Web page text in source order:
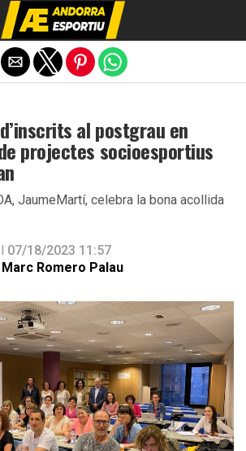
al postgrau en
projectes socioesportius
JaumeMartí, celebra la bona acollida
07/18/2023 11:57
Marc Romero Palau
Exit mobile version